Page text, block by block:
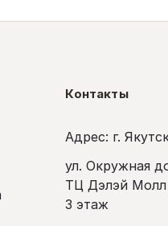
Контакты
Адрес: г.
ул. Окружная
ТЦ Дэлэй Молл
3 этаж